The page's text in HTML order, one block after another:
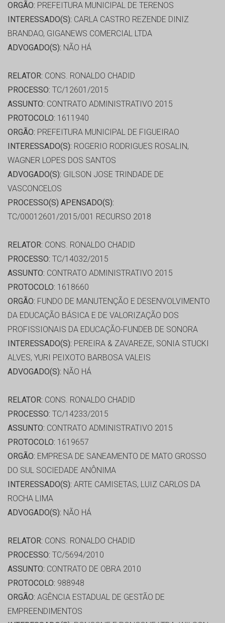
ORGÃO: PREFEITURA MUNICIPAL DE TERENOS
INTERESSADO(S): CARLA CASTRO REZENDE DINIZ
BRANDAO, GIGANEWS COMERCIAL LTDA
ADVOGADO(S): NÃO HÁ
RELATOR: CONS. RONALDO CHADID
PROCESSO: TC/12601/2015
ASSUNTO: CONTRATO ADMINISTRATIVO 2015
PROTOCOLO: 1611940
ORGÃO: PREFEITURA MUNICIPAL DE FIGUEIRAO
INTERESSADO(S): ROGERIO RODRIGUES ROSALIN,
WAGNER LOPES DOS SANTOS
ADVOGADO(S): GILSON JOSE TRINDADE DE
VASCONCELOS
PROCESSO(S) APENSADO(S):
TC/00012601/2015/001 RECURSO 2018
RELATOR: CONS. RONALDO CHADID
PROCESSO: TC/14032/2015
ASSUNTO: CONTRATO ADMINISTRATIVO 2015
PROTOCOLO: 1618660
ORGÃO: FUNDO DE MANUTENÇÃO E DESENVOLVIMENTO
DA EDUCAÇÃO BÁSICA E DE VALORIZAÇÃO DOS
PROFISSIONAIS DA EDUCAÇÃO-FUNDEB DE SONORA
INTERESSADO(S): PEREIRA & ZAVAREZE, SONIA STUCKI
ALVES, YURI PEIXOTO BARBOSA VALEIS
ADVOGADO(S): NÃO HÁ
RELATOR: CONS. RONALDO CHADID
PROCESSO: TC/14233/2015
ASSUNTO: CONTRATO ADMINISTRATIVO 2015
PROTOCOLO: 1619657
ORGÃO: EMPRESA DE SANEAMENTO DE MATO GROSSO
DO SUL SOCIEDADE ANÔNIMA
INTERESSADO(S): ARTE CAMISETAS, LUIZ CARLOS DA
ROCHA LIMA
ADVOGADO(S): NÃO HÁ
RELATOR: CONS. RONALDO CHADID
PROCESSO: TC/5694/2010
ASSUNTO: CONTRATO DE OBRA 2010
PROTOCOLO: 988948
ORGÃO: AGÊNCIA ESTADUAL DE GESTÃO DE
EMPREENDIMENTOS